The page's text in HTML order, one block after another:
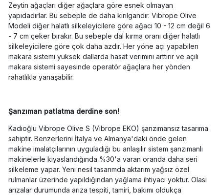
Zeytin ağaçları diğer ağaçlara göre esnek olmayan
yapıdadırlar. Bu sebeple de daha kırılgandır. Vibrope Olive
Modeli diğer halatlı silkeleyicilere göre ağacı 10 - 12 cm değil 6
- 7 cm çeker bırakır. Bu sebeple dal kırma oranı diğer halatlı
silkeleyicilere göre çok daha azdır. Her yöne açı yapabilen
makara sistemi yüksek dallarda hasat verimini arttırır ve açılı
makara sistemi sayesinde operatör ağaçlara her yönden
rahatlıkla yanaşabilir.
Şanzıman patlatma derdine son!
Kadıoğlu Vibrope Olive S (Vibrope EKO) şanzımansız tasarıma
sahiptir. Benzerlerini İtalya ve Almanya'daki önde gelen
makine imalatçılarının uyguladığı bu anlaşılır sistem şanzımanlı
makinelerle kıyaslandığında %30'a varan oranda daha seri
silkeleme yapar. Yeni nesil tasarımda aktarım yağsız özel
rulmanlar üzerinde yapıldığından yağlama ihtiyacı yoktur. Olası
arızalar durumunda arıza tespiti, tamiri, bakımı oldukça